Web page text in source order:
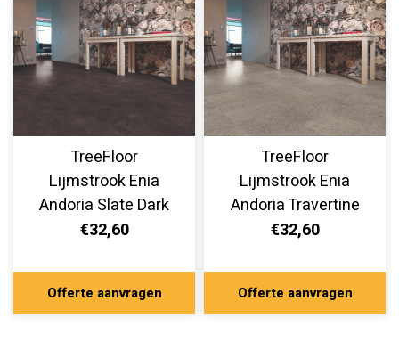
TreeFloor
Lijmstrook Enia
Andoria Slate Dark
SOX32650-880
€32,60
Offerte aanvragen
TreeFloor
Lijmstrook Enia
Andoria Travertine
Grey SOX32650-860
€32,60
Offerte aanvragen